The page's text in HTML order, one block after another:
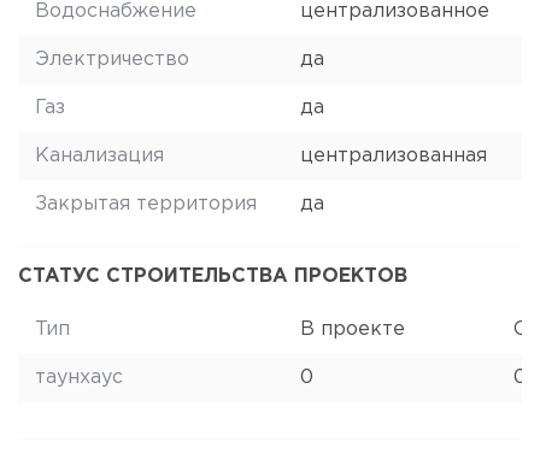
Водоснабжение централизованное
Электричество да
Газ да
Канализация централизованная
Закрытая территория да
СТАТУС СТРОИТЕЛЬСТВА ПРОЕКТОВ
Тип В проекте
таунхаус 0 0